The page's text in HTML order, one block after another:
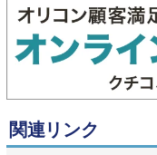
関連リンク